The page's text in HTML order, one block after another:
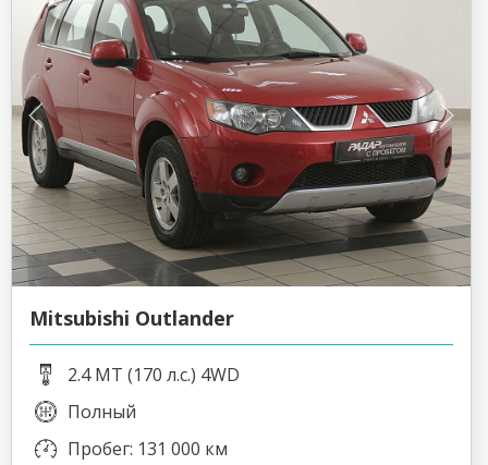
Mitsubishi Outlander
2.4 MT (170 л.с.) 4WD
Полный
Пробег: 131 000 км